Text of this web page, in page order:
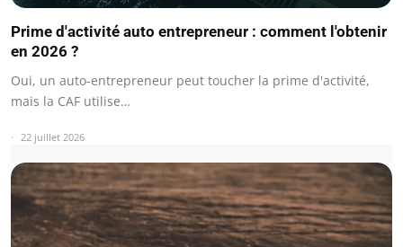
Prime d'activité auto entrepreneur : comment l'obtenir
en 2026 ?
Oui, un auto-entrepreneur peut toucher la prime d'activité,
mais la CAF utilise…
22 juillet 2026